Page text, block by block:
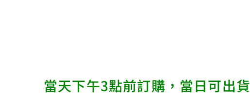
當天下午3點前訂購，當日可出貨